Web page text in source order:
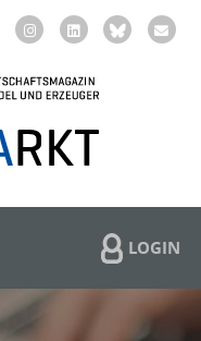
LOGIN